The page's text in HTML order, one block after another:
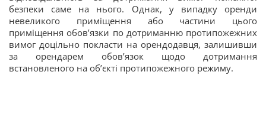
безпеки саме на нього. Однак, у випадку оренди
невеликого приміщення або частини цього
приміщення обов’язки по дотриманню протипожежних
вимог доцільно покласти на орендодавця, залишивши
за орендарем обов’язок щодо дотримання
встановленого на об’єкті протипожежного режиму.